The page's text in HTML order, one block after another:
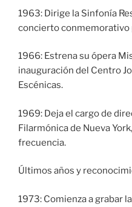
1963: Dirige la Sinfonía
concierto conmemorativo
1966: Estrena su ópera
inauguración del Centro
Escénicas.
1969: Deja el cargo de
Filarmónica de Nueva
frecuencia.
Últimos años y
1973: Comienza a grabar